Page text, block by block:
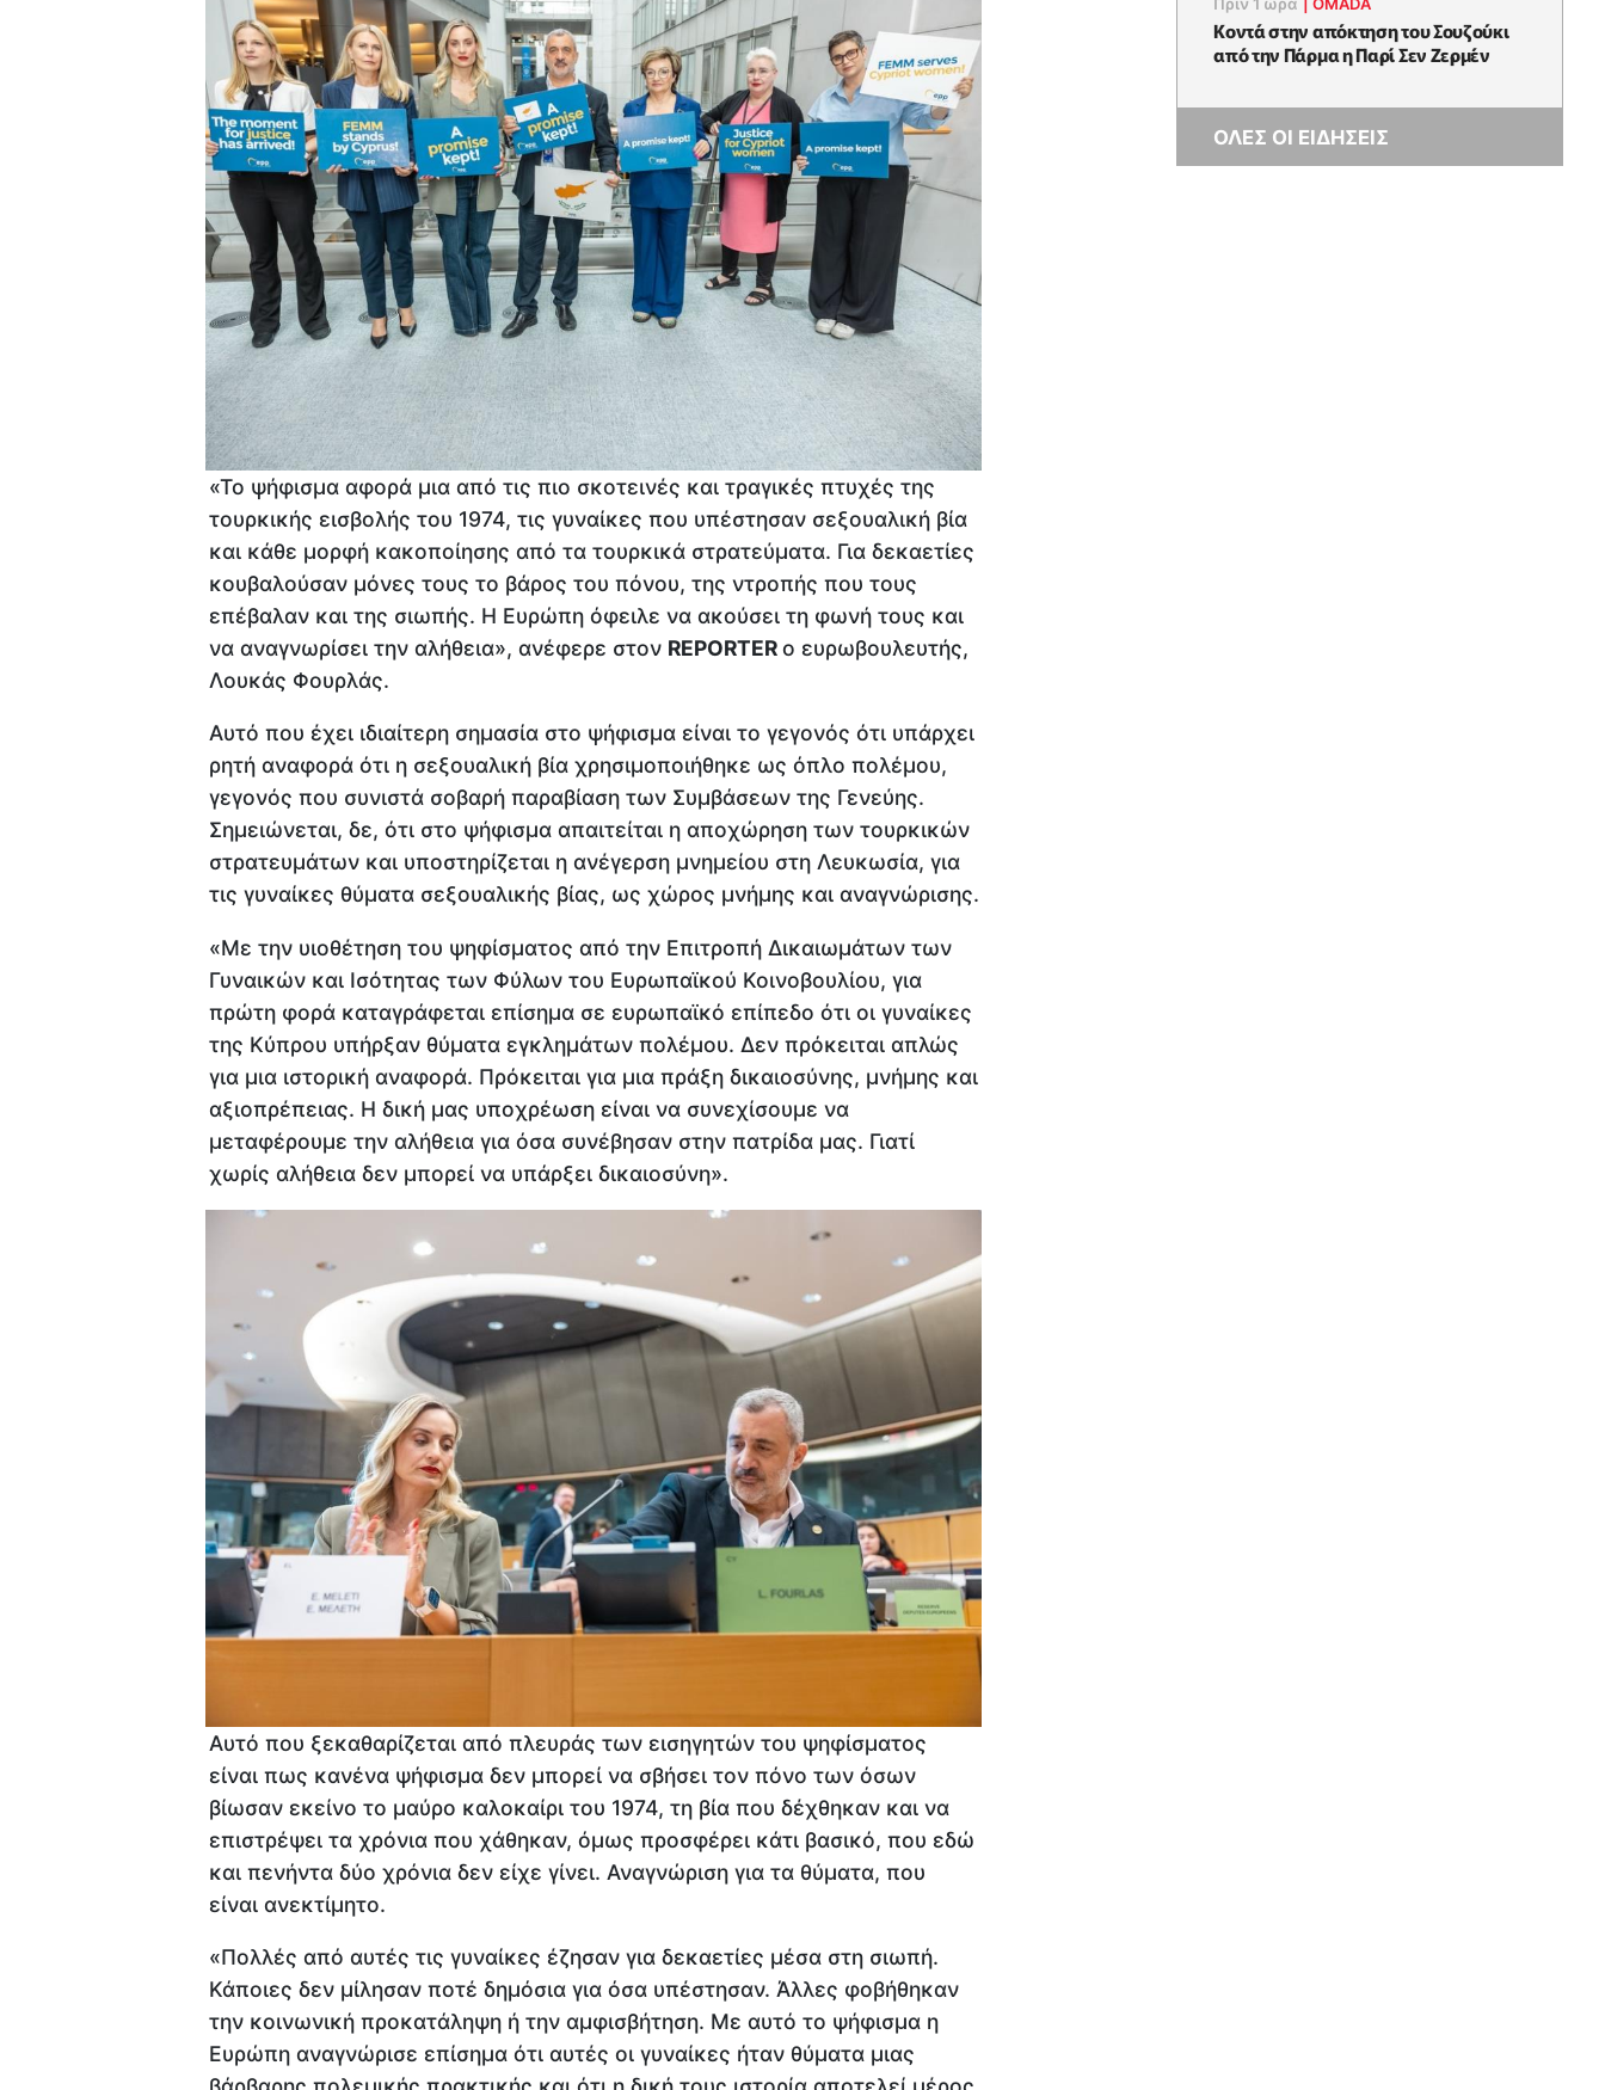
«Το ψήφισμα αφορά μια από τις πιο σκοτεινές και τραγικές πτυχές της
τουρκικής εισβολής του 1974, τις γυναίκες που υπέστησαν σεξουαλική βία
και κάθε μορφή κακοποίησης από τα τουρκικά στρατεύματα. Για δεκαετίες
κουβαλούσαν μόνες τους το βάρος του πόνου, της ντροπής που τους
επέβαλαν και της σιωπής. Η Ευρώπη όφειλε να ακούσει τη φωνή τους και
να αναγνωρίσει την αλήθεια», ανέφερε στον REPORTERο ευρωβουλευτής,
Λουκάς Φουρλάς.
Αυτό που έχει ιδιαίτερη σημασία στο ψήφισμα είναι το γεγονός ότι υπάρχει
ρητή αναφορά ότι η σεξουαλική βία χρησιμοποιήθηκε ως όπλο πολέμου,
γεγονός που συνιστά σοβαρή παραβίαση των Συμβάσεων της Γενεύης.
Σημειώνεται, δε, ότι στο ψήφισμα απαιτείται η αποχώρηση των τουρκικών
στρατευμάτων και υποστηρίζεται η ανέγερση μνημείου στη Λευκωσία, για
τις γυναίκες θύματα σεξουαλικής βίας, ως χώρος μνήμης και αναγνώρισης.
«Με την υιοθέτηση του ψηφίσματος από την Επιτροπή Δικαιωμάτων των
Γυναικών και Ισότητας των Φύλων του Ευρωπαϊκού Κοινοβουλίου, για
πρώτη φορά καταγράφεται επίσημα σε ευρωπαϊκό επίπεδο ότι οι γυναίκες
της Κύπρου υπήρξαν θύματα εγκλημάτων πολέμου. Δεν πρόκειται απλώς
για μια ιστορική αναφορά. Πρόκειται για μια πράξη δικαιοσύνης, μνήμης και
αξιοπρέπειας. Η δική μας υποχρέωση είναι να συνεχίσουμε να
μεταφέρουμε την αλήθεια για όσα συνέβησαν στην πατρίδα μας. Γιατί
χωρίς αλήθεια δεν μπορεί να υπάρξει δικαιοσύνη».
Αυτό που ξεκαθαρίζεται από πλευράς των εισηγητών του ψηφίσματος
είναι πως κανένα ψήφισμα δεν μπορεί να σβήσει τον πόνο των όσων
βίωσαν εκείνο το μαύρο καλοκαίρι του 1974, τη βία που δέχθηκαν και να
επιστρέψει τα χρόνια που χάθηκαν, όμως προσφέρει κάτι βασικό, που εδώ
και πενήντα δύο χρόνια δεν είχε γίνει. Αναγνώριση για τα θύματα, που
είναι ανεκτίμητο.
«Πολλές από αυτές τις γυναίκες έζησαν για δεκαετίες μέσα στη σιωπή.
Κάποιες δεν μίλησαν ποτέ δημόσια για όσα υπέστησαν. Άλλες φοβήθηκαν
την κοινωνική προκατάληψη ή την αμφισβήτηση. Με αυτό το ψήφισμα η
Ευρώπη αναγνώρισε επίσημα ότι αυτές οι γυναίκες ήταν θύματα μιας
Πριν 1 ώρα |OMADA
Κοντά στην απόκτηση του Σουζούκι
από την Πάρμα η Παρί Σεν Ζερμέν
ΟΛΕΣ ΟΙ ΕΙΔΗΣΕΙΣ